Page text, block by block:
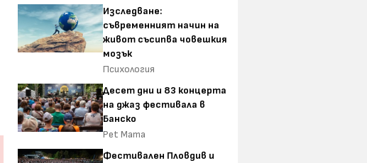
Изследване:
съвременният начин на
живот съсипва човешкия
мозък
Психология
Десет дни и 83 концерта
на джаз фестивала в
Банско
Pet Mama
Фестивален Пловдив и